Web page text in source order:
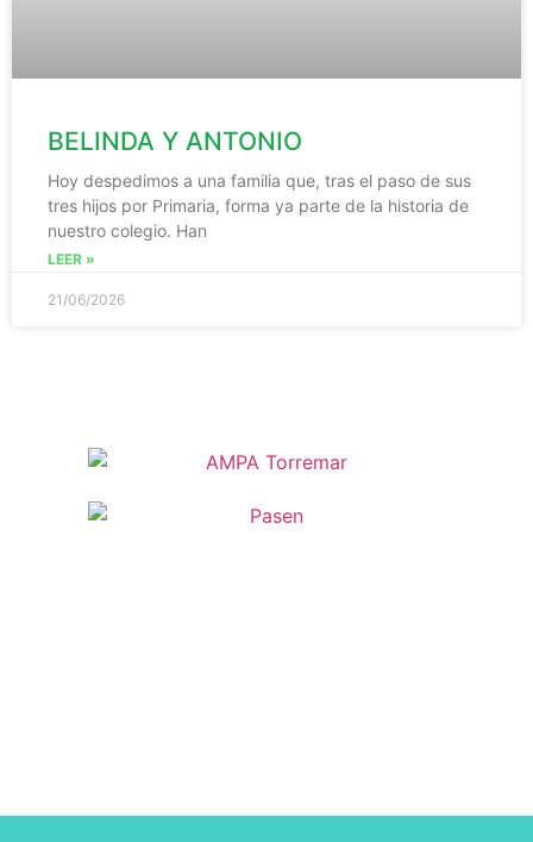
BELINDA Y ANTONIO
Hoy despedimos a una familia que, tras el paso de sus
tres hijos por Primaria, forma ya parte de la historia de
nuestro colegio. Han
LEER »
21/06/2026